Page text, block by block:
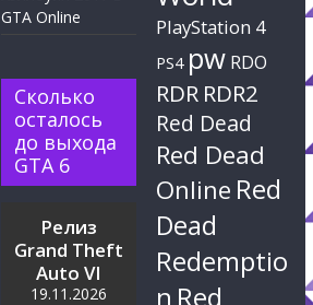
GTA Online
Сколько
осталось
до выхода
GTA 6
Релиз
Grand Theft
Auto VI
19.11.2026
PlayStation 4
PS4 pw RDO
RDR RDR2
Red Dead
Red Dead
Online Red
Dead
Redemptio
n Red